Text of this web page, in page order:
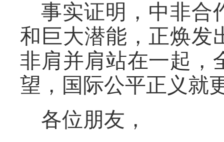
事实证明，中非合
和巨大潜能，正焕发
非肩并肩站在一起，
望，国际公平正义就
各位朋友，